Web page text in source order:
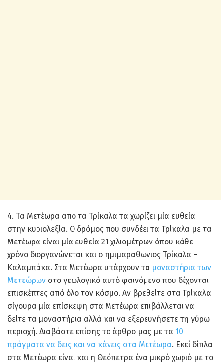
4. Τα Μετέωρα από τα Τρίκαλα τα χωρίζει μία ευθεία
στην κυριολεξία. Ο δρόμος που συνδέει τα Τρίκαλα με τα
Μετέωρα είναι μία ευθεία 21 χιλιομέτρων όπου κάθε
χρόνο διοργανώνεται και ο ημιμαραθωνιος Τρίκαλα –
Καλαμπάκα. Στα Μετέωρα υπάρχουν τα μοναστήρια των
Μετεώρων στο γεωλογικό αυτό φαινόμενο που δέχονται
επισκέπτες από όλο τον κόσμο. Αν βρεθείτε στα Τρίκαλα
σίγουρα μία επίσκεψη στα Μετέωρα επιβάλλεται να
δείτε τα μοναστήρια αλλά και να εξερευνήσετε τη γύρω
περιοχή. Διαβάστε επίσης το άρθρο μας με τα 10
πράγματα να δεις και να κάνεις στα Μετέωρα. Εκεί δίπλα
στα Μετέωρα είναι και η Θεόπετρα ένα μικρό χωριό με το